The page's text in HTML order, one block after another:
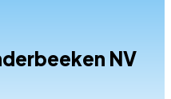
NV